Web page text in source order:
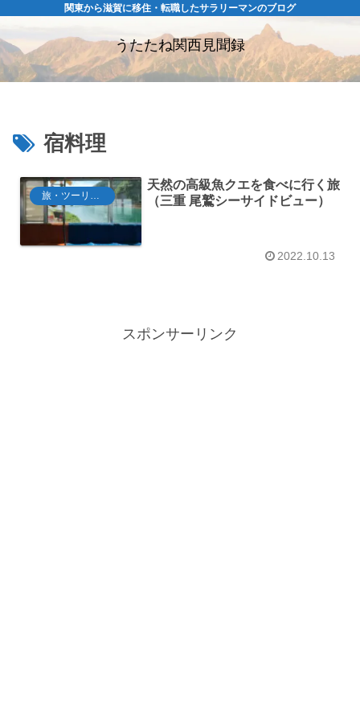
関東から滋賀に移住・転職したサラリーマンのブログ
うたたね関西見聞録
宿料理
旅・ツーリング
天然の高級魚クエを食べに行く旅
（三重 尾鷲シーサイドビュー）
2022.10.13
スポンサーリンク